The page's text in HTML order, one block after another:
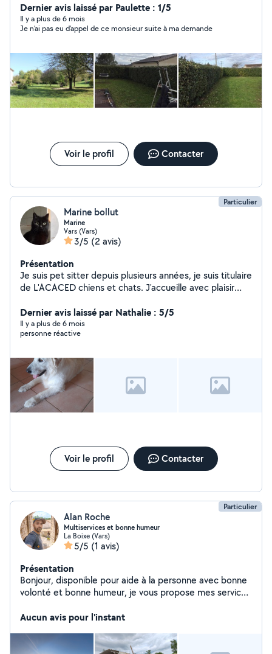
Je peint je pose de la tapisserie du carrelage Petit
travaux de maçonnerie ( chape reagrage...) Si je
m'engage sur un chantier c'est que je sais que je suis
est que le client soit satisfait et heureux du résultat
Dernier avis laissé par Paulette : 1/5
Il y a plus de 6 mois
Je n’ai pas eu d’appel de ce monsieur suite à ma demande
Voir le profil Contacter
Particulier
Marine bollut
Marine
Vars (Vars)
3/5 (2 avis)
Présentation
Je suis pet sitter depuis plusieurs années, je suis titulaire
de L'ACACED chiens et chats. J'accueille avec plaisir
rendre visite
Dernier avis laissé par Nathalie : 5/5
Il y a plus de 6 mois
personne réactive
Voir le profil Contacter
Particulier
Alan Roche
Multiservices et bonne humeur
La Boixe (Vars)
5/5 (1 avis)
Présentation
Bonjour, disponible pour aide à la personne avec bonne
volonté et bonne humeur, je vous propose mes services
meubles ou encombrants, la livraisons, le jardinage,
ou immoblier. Je peux également sous condition et
Aucun avis pour l'instant